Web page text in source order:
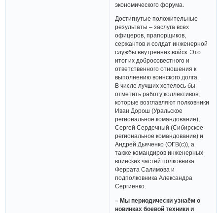
экономического форума.
Достигнутые положительные
результаты – заслуга всех
офицеров, прапорщиков,
сержантов и солдат инженерной
службы внутренних войск. Это
итог их добросовестного и
ответственного отношения к
выполнению воинского долга.
В числе лучших хотелось бы
отметить работу коллективов,
которые возглавляют полковники
Иван Дорош (Уральское
региональное командование),
Сергей Сердечный (Сибирское
региональное командование) и
Андрей Дьяченко (ОГВ(с)), а
также командиров инженерных
воинских частей полковника
Феррата Салимова и
подполковника Александра
Сергиенко.
– Мы периодически узнаём о
новинках боевой техники и